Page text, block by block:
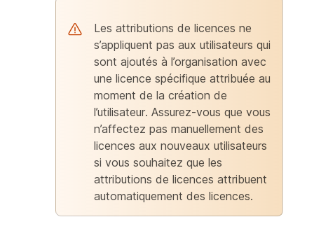
Les attributions de licences ne
s’appliquent pas aux utilisateurs qui
sont ajoutés à l’organisation avec
une licence spécifique attribuée au
moment de la création de
l’utilisateur. Assurez-vous que vous
n’affectez pas manuellement des
licences aux nouveaux utilisateurs
si vous souhaitez que les
attributions de licences attribuent
automatiquement des licences.